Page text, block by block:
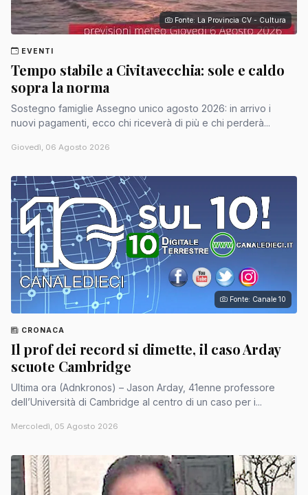
Fonte: La Provincia CV - Cultura
EVENTI
Tempo stabile a Civitavecchia: sole e caldo
sopra la norma
Sostegno famiglie Assegno unico agosto 2026: in arrivo i
nuovi pagamenti, ecco chi riceverà di più e chi perderà...
Giovedì, 06 Agosto 2026
Fonte: Canale 10
CRONACA
Il prof dei record si dimette, il caso Arday
scuote Cambridge
Ultima ora (Adnkronos) – Jason Arday, 41enne professore
dell’Università di Cambridge al centro di un caso per i...
Mercoledì, 05 Agosto 2026